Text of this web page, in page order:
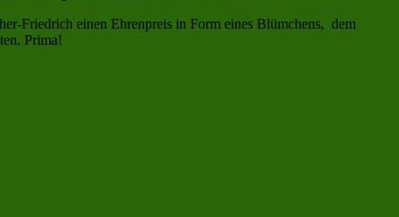
Friedrich einen Ehrenpreis in Form eines Blümchens, dem
Prima!